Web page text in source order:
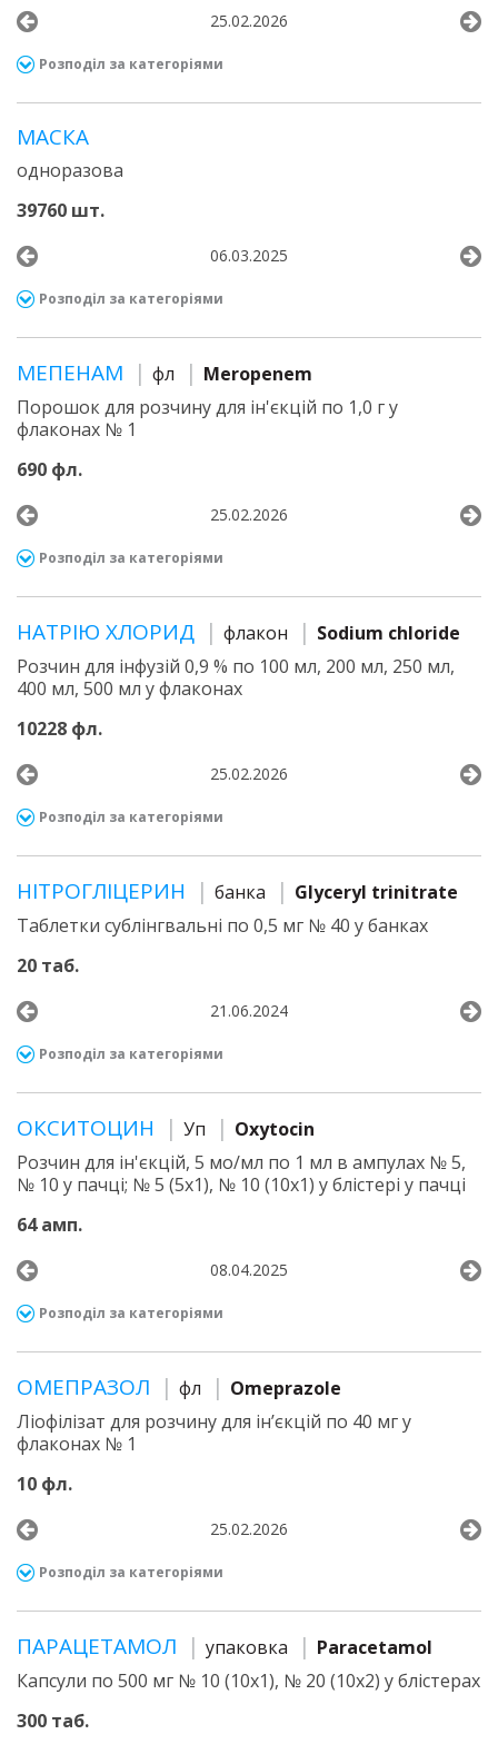
25.02.2026
Розподіл за категоріями
МАСКА
одноразова
39760 шт.
06.03.2025
Розподіл за категоріями
МЕПЕНАМ фл
Meropenem
Порошок для розчину для ін'єкцій по 1,0 г у
флаконах № 1
690 фл.
25.02.2026
Розподіл за категоріями
НАТРІЮ ХЛОРИД флакон
Sodium chloride
Розчин для інфузій 0,9 % по 100 мл, 200 мл, 250 мл,
400 мл, 500 мл у флаконах
10228 фл.
25.02.2026
Розподіл за категоріями
НІТРОГЛІЦЕРИН банка
Glyceryl trinitrate
Таблетки сублінгвальні по 0,5 мг № 40 у банках
20 таб.
21.06.2024
Розподіл за категоріями
ОКСИТОЦИН Уп
Oxytocin
Розчин для ін'єкцій, 5 мо/мл по 1 мл в ампулах № 5,
№ 10 у пачці; № 5 (5х1), № 10 (10х1) у блістері у пачці
64 амп.
08.04.2025
Розподіл за категоріями
ОМЕПРАЗОЛ фл
Omeprazole
Ліофілізат для розчину для ін’єкцій по 40 мг у
флаконах № 1
10 фл.
25.02.2026
Розподіл за категоріями
ПАРАЦЕТАМОЛ упаковка
Paracetamol
Капсули по 500 мг № 10 (10х1), № 20 (10х2) у блістерах
300 таб.